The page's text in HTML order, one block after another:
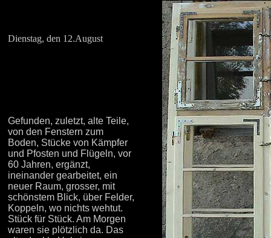
Dienstag, den 12.August
Gefunden, zuletzt, alte Teile,
von den Fenstern zum
Boden, Stücke von Kämpfer
und Pfosten und Flügeln, vor
60 Jahren, ergänzt,
ineinander gearbeitet, ein
neuer Raum, grosser, mit
schönstem Blick, über Felder,
Koppeln, wo nichts wehtut.
Stück für Stück. Am Morgen
waren sie plötzlich da. Das